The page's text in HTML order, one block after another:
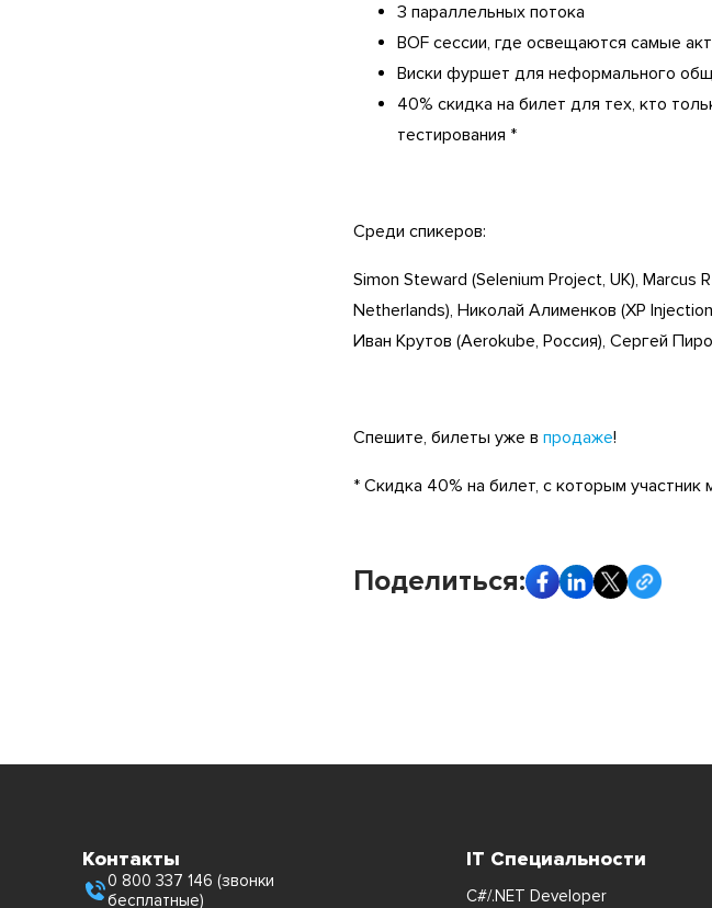
3 параллельных потока
BOF сессии, где освещаются самые
Виски фуршет для неформального
40% скидка на билет для тех, кто
тестирования *
Среди спикеров:
Simon Steward (Selenium Project, UK), Marcus
Netherlands), Николай Алименков (XP
Иван Крутов (Aerokube, Россия), Сергей
Спешите, билеты уже в продаже!
* Скидка 40% на билет, с которым
Поделиться:
Контакты
0 800 337 146 (звонки
бесплатные)
IT Специальности
C#/.NET Developer